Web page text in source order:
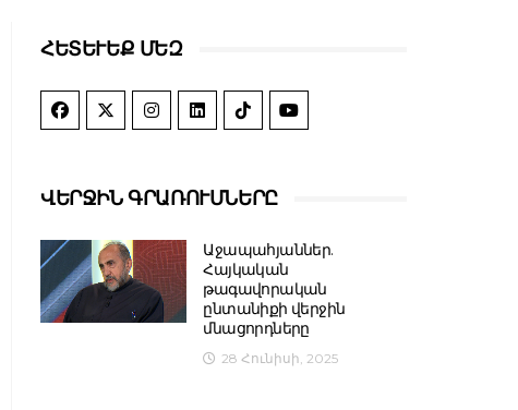
ՀԵՏԵՒԵՔ ՄԵԶ
ՎԵՐՋԻՆ ԳՐԱՌՈՒՄՆԵՐԸ
Աջապահյաններ.
Հայկական
թագավորական
ընտանիքի վերջին
մնացորդները
28 Հունիսի, 2025